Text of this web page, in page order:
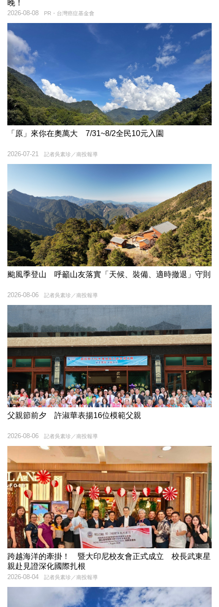
晚！
PR・台灣癌症基金會
2026-08-08
「原」來你在奧萬大 7/31~8/2全民10元入園
記者吳素珍／南投報導
2026-07-21
颱風季登山 呼籲山友落實「天候、裝備、適時撤退」守則
記者吳素珍／南投報導
2026-08-06
父親節前夕 許淑華表揚16位模範父親
記者吳素珍／南投報導
2026-08-06
跨越海洋的牽掛！ 暨大印尼校友會正式成立 校長武東星
親赴見證深化國際扎根
記者吳素珍／南投報導
2026-08-04